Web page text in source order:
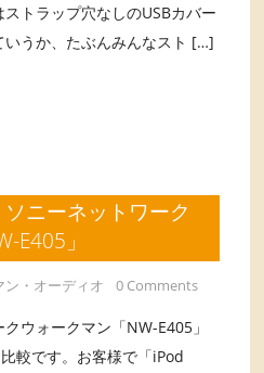
トラップ穴なしのUSBカバー
いうか、たぶんみんなスト […]
ニーネットワーク
E405」
ン・オーディオ 0 Comments
ウォークマン「NW-E405」
較です。お客様で「iPod